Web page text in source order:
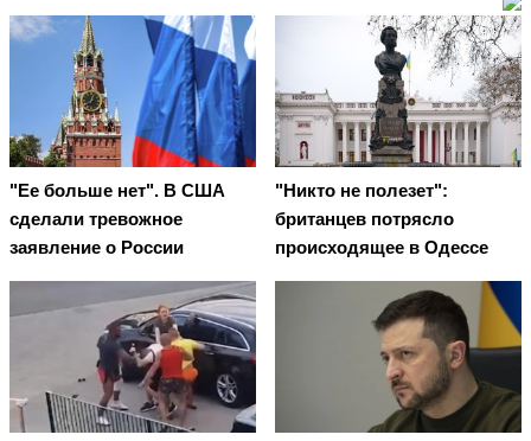
"Ее больше нет". В США
сделали тревожное
заявление о России
"Никто не полезет":
британцев потрясло
происходящее в Одессе